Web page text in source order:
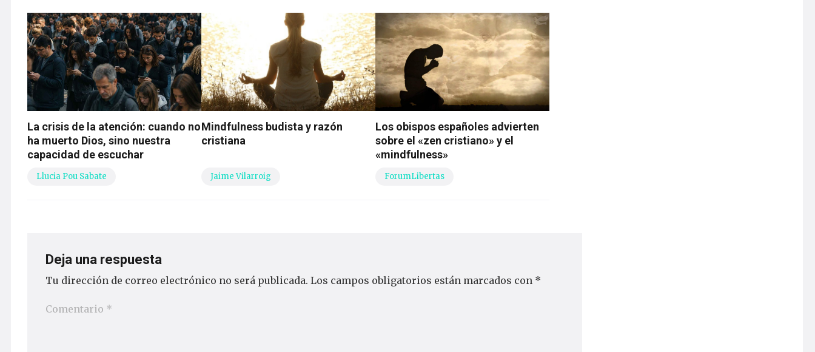
La crisis de la atención: cuando no
ha muerto Dios, sino nuestra
capacidad de escuchar
Llucia Pou Sabate
Mindfulness budista y razón
cristiana
Jaime Vilarroig
Los obispos españoles advierten
sobre el «zen cristiano» y el
«mindfulness»
ForumLibertas
Deja una respuesta
Tu dirección de correo electrónico no será publicada. Los campos obligatorios están marcados con *